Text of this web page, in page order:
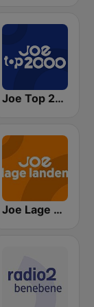
Joe Top 2000
Joe Lage Landen